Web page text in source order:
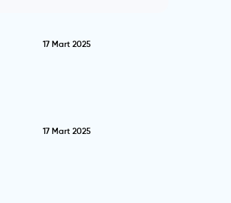
17 Mart 2025
17 Mart 2025